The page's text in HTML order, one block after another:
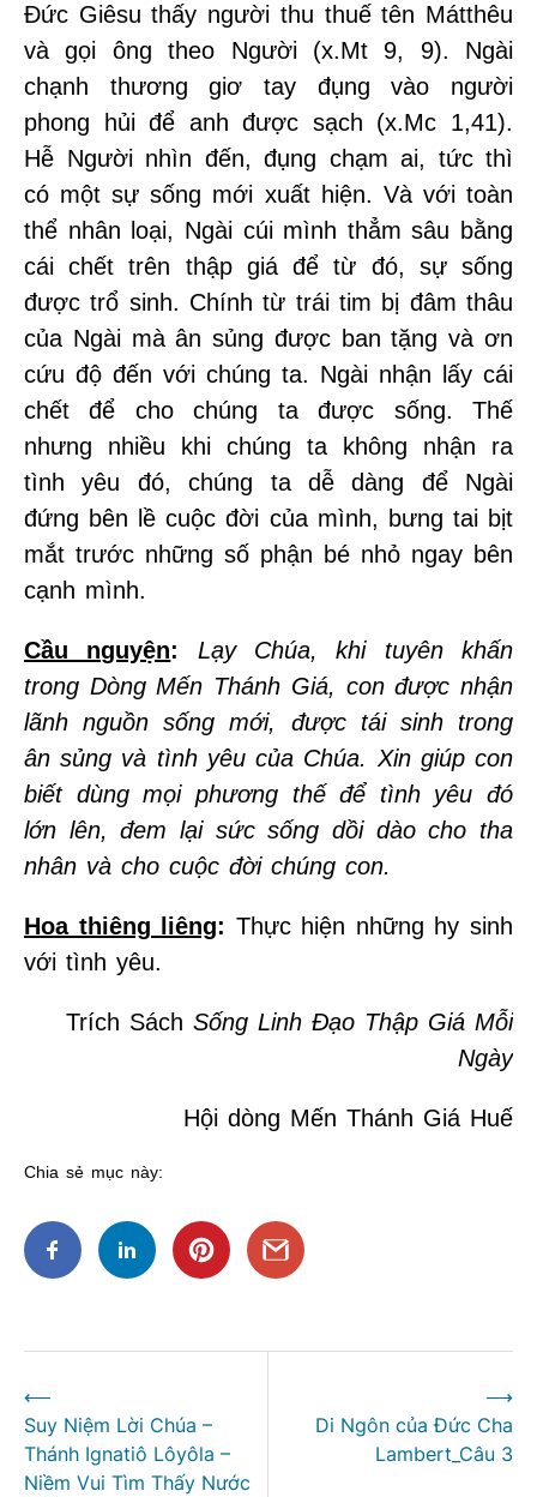
Đức Giêsu thấy người thu thuế tên Mátthêu
và gọi ông theo Người (x.Mt 9, 9). Ngài
chạnh thương giơ tay đụng vào người
phong hủi để anh được sạch (x.Mc 1,41).
Hễ Người nhìn đến, đụng chạm ai, tức thì
có một sự sống mới xuất hiện. Và với toàn
thể nhân loại, Ngài cúi mình thẳm sâu bằng
cái chết trên thập giá để từ đó, sự sống
được trổ sinh. Chính từ trái tim bị đâm thâu
của Ngài mà ân sủng được ban tặng và ơn
cứu độ đến với chúng ta. Ngài nhận lấy cái
chết để cho chúng ta được sống. Thế
nhưng nhiều khi chúng ta không nhận ra
tình yêu đó, chúng ta dễ dàng để Ngài
đứng bên lề cuộc đời của mình, bưng tai bịt
mắt trước những số phận bé nhỏ ngay bên
cạnh mình.
Cầu nguyện:
Lạy Chúa, khi tuyên khấn
trong Dòng Mến Thánh Giá, con được nhận
lãnh nguồn sống mới, được tái sinh trong
ân sủng và tình yêu của Chúa. Xin giúp con
biết dùng mọi phương thế để tình yêu đó
lớn lên, đem lại sức sống dồi dào cho tha
nhân và cho cuộc đời chúng con.
Hoa thiêng liêng: Thực hiện những hy sinh
với tình yêu.
Trích Sách Sống Linh Đạo Thập Giá Mỗi
Ngày
Hội dòng Mến Thánh Giá Huế
Chia sẻ mục này:
hướng
bài
viết
⟵
Suy Niệm Lời Chúa –
Thánh Ignatiô Lôyôla –
Niềm Vui Tìm Thấy Nước
Di Ngôn của Đức Cha
Lambert_Câu 3
⟶